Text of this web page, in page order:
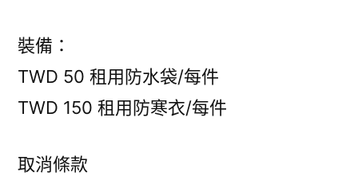
裝備：
TWD 50 租用防水袋/每件
TWD 150 租用防寒衣/每件
取消條款